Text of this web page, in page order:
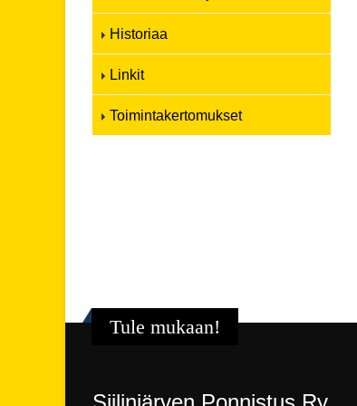
Historiaa
Linkit
Toimintakertomukset
Tule mukaan!